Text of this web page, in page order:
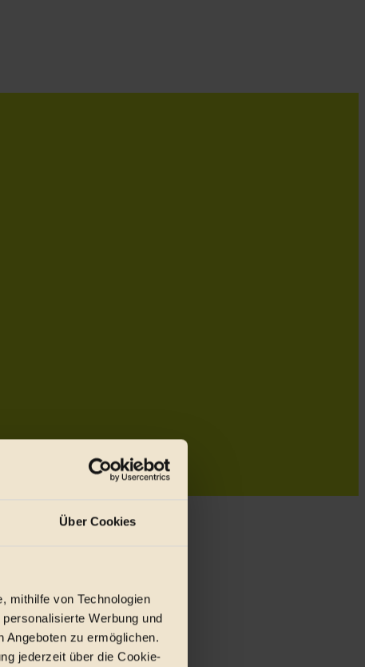
Über Cookies
mithilfe von Technologien
Werbung und
Angeboten zu ermöglichen.
jederzeit über die Cookie-